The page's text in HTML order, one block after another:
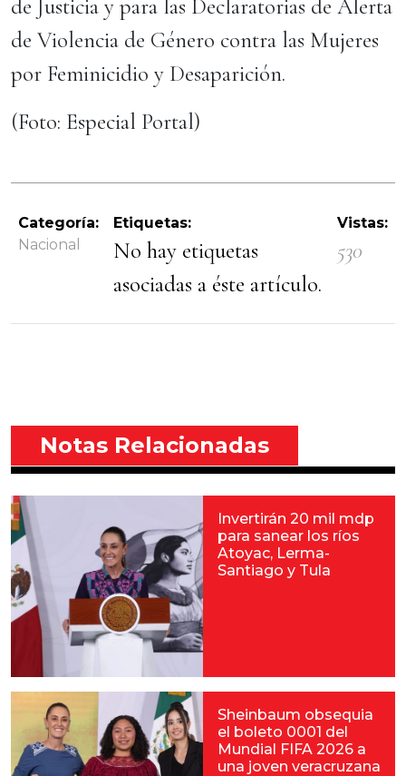
de Justicia y para las Declaratorias de Alerta
de Violencia de Género contra las Mujeres
por Feminicidio y Desaparición.
(Foto: Especial Portal)
Categoría:
Nacional
Etiquetas:
No hay etiquetas
asociadas a éste artículo.
Vistas:
530
Notas Relacionadas
Invertirán 20 mil mdp
para sanear los ríos
Atoyac, Lerma-
Santiago y Tula
Sheinbaum obsequia
el boleto 0001 del
Mundial FIFA 2026 a
una joven veracruzana